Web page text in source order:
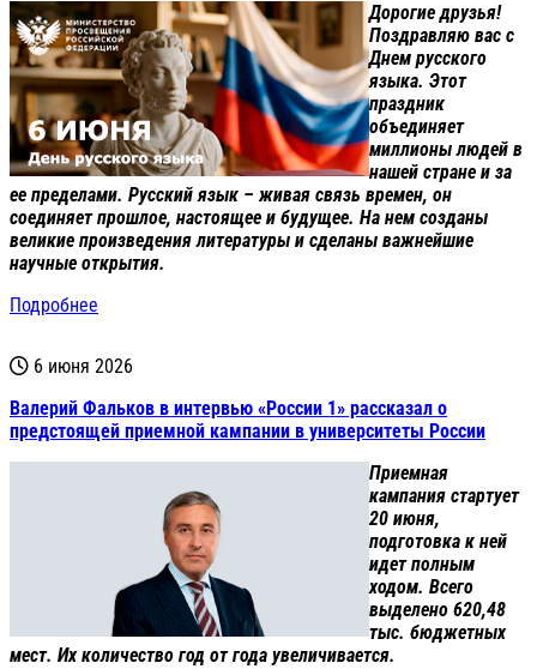
Дорогие друзья!
Поздравляю вас с
Днем русского
языка. Этот
праздник
объединяет
миллионы людей в
нашей стране и за
ее пределами. Русский язык – живая связь времен, он
соединяет прошлое, настоящее и будущее. На нем созданы
великие произведения литературы и сделаны важнейшие
научные открытия.
Подробнее
6 июня 2026
Валерий Фальков в интервью «России 1» рассказал о
предстоящей приемной кампании в университеты России
Приемная
кампания стартует
20 июня,
подготовка к ней
идет полным
ходом. Всего
выделено 620,48
тыс. бюджетных
мест. Их количество год от года увеличивается.